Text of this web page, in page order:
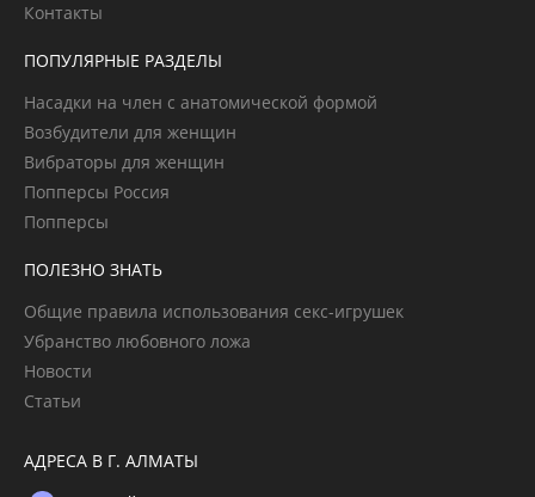
Контакты
ПОПУЛЯРНЫЕ РАЗДЕЛЫ
Насадки на член с анатомической формой
Возбудители для женщин
Вибраторы для женщин
Попперсы Россия
Попперсы
ПОЛЕЗНО ЗНАТЬ
Общие правила использования секс-игрушек
Убранство любовного ложа
Новости
Статьи
АДРЕСА В Г. АЛМАТЫ